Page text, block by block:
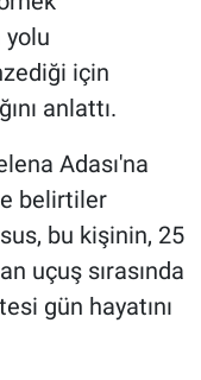
yolu
için
anlattı.
Adası'na
belirtiler
bu kişinin, 25
uçuş sırasında
gün hayatını